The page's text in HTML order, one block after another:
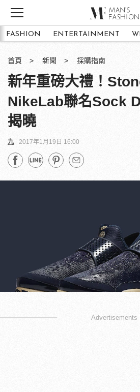
FASHION ENTERTAINMENT
首頁 新聞 採購指南
新年重磅大禮！
NikeLab聯名Sock
揭曉
九 2017年1月19日 16:00
Advertisements